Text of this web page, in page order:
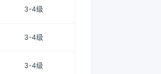
3-4级
3-4级
3-4级